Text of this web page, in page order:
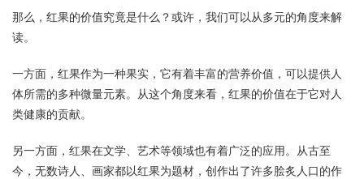
那么，红果的价值究竟是什么？或许，我们可以从多元的角度来解
读。
一方面，红果作为一种果实，它有着丰富的营养价值，可以提供人
体所需的多种微量元素。从这个角度来看，红果的价值在于它对人
类健康的贡献。
另一方面，红果在文学、艺术等领域也有着广泛的应用。从古至
今，无数诗人、画家都以红果为题材，创作出了许多脍炙人口的作